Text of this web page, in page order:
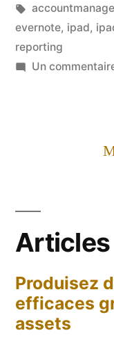
dans
Étiquettes :
evernote, ipad,
reporting
Un
Produisez
efficaces
assets